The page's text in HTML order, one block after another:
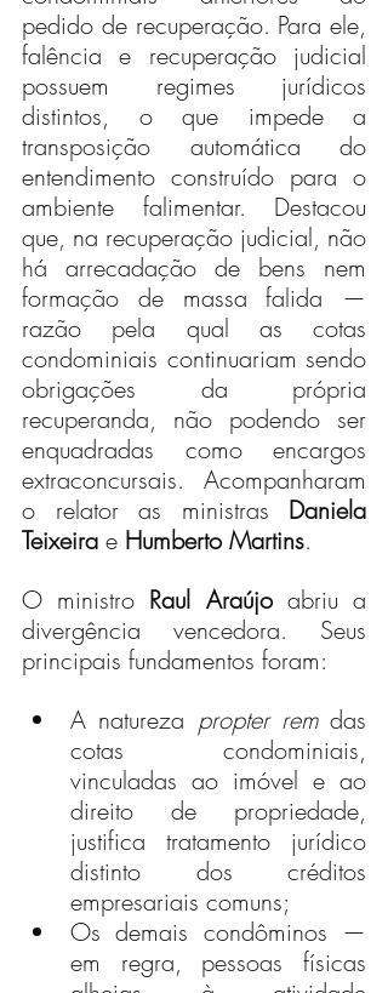
pedido de recuperação. Para ele,
falência e recuperação judicial
possuem regimes jurídicos
distintos, o que impede a
transposição automática do
entendimento construído para o
ambiente falimentar. Destacou
que, na recuperação judicial, não
há arrecadação de bens nem
formação de massa falida —
razão pela qual as cotas
condominiais continuariam sendo
obrigações da própria
recuperanda, não podendo ser
enquadradas como encargos
extraconcursais. Acompanharam
o relator as ministras Daniela
Teixeira e Humberto Martins.
O ministro Raul Araújo abriu a
divergência vencedora. Seus
principais fundamentos foram:
A natureza propter rem das
cotas condominiais,
vinculadas ao imóvel e ao
direito de propriedade,
justifica tratamento jurídico
distinto dos créditos
empresariais comuns;
Os demais condôminos —
em regra, pessoas físicas